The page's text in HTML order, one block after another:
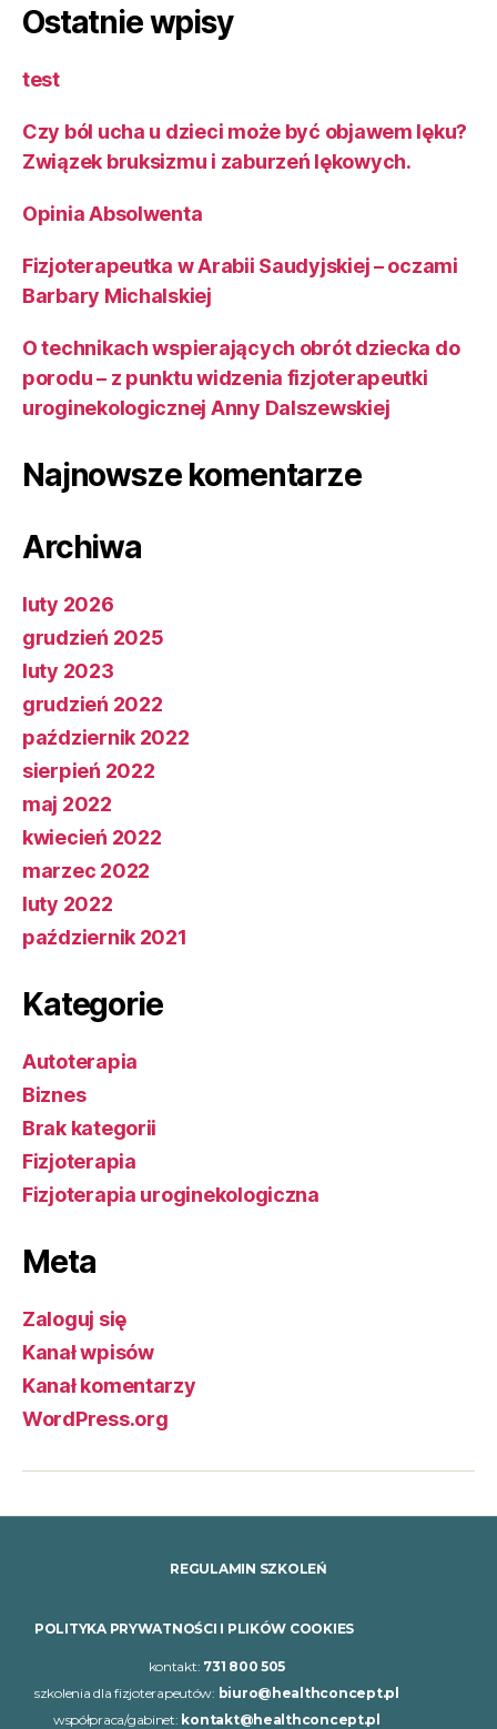
Ostatnie wpisy
test
Czy ból ucha u dzieci może być objawem lęku?
Związek bruksizmu i zaburzeń lękowych.
Opinia Absolwenta
Fizjoterapeutka w Arabii Saudyjskiej – oczami
Barbary Michalskiej
O technikach wspierających obrót dziecka do
porodu – z punktu widzenia fizjoterapeutki
uroginekologicznej Anny Dalszewskiej
Najnowsze komentarze
Archiwa
luty 2026
grudzień 2025
luty 2023
grudzień 2022
październik 2022
sierpień 2022
maj 2022
kwiecień 2022
marzec 2022
luty 2022
październik 2021
Kategorie
Autoterapia
Biznes
Brak kategorii
Fizjoterapia
Fizjoterapia uroginekologiczna
Meta
Zaloguj się
Kanał wpisów
Kanał komentarzy
WordPress.org
REGULAMIN SZKOLEŃ
POLITYKA PRYWATNOŚCI I PLIKÓW COOKIES
kontakt: 731 800 505
szkolenia dla fizjoterapeutów: biuro@healthconcept.pl
współpraca/gabinet: kontakt@healthconcept.pl